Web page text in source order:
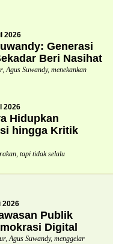
2026
Generasi
Beri Nasihat
Suwandy, menekankan
2026
Hidupkan
hingga Kritik
tapi tidak selalu
2026
Publik
Digital
Agus Suwandy, menggelar